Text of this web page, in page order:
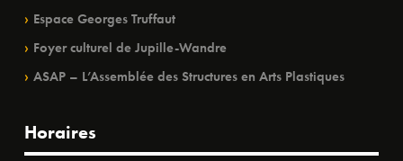
Espace Georges Truffaut
Foyer culturel de Jupille-Wandre
ASAP – L’Assemblée des Structures en Arts Plastiques
Horaires